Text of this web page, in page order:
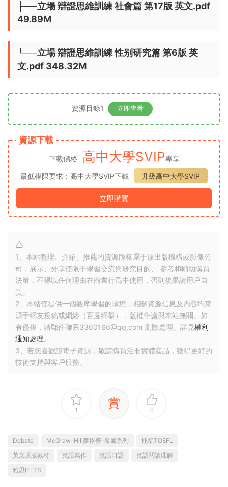
├──立場 辯證思維訓練 社會篇 第17版 英文.pdf
49.89M
└──立場 辯證思維訓練 性别研究篇 第6版 英
文.pdf 348.32M
資源目錄1 立即查看
資源下載
下載價格 高中大學SVIP專享
最低權限要求：高中大學SVIP下載
升級高中大學SVIP
立即購買
1、本站整理、介紹、推薦的資源版權屬于原出版機構或影像公
司，展示、分享僅限于學習交流與研究目的、 參考和輔助購買
決策，不得以任何理由在商業行爲中使用，否則後果請用戶自
負。
2、本站僅提供一個觀摩學習的環境，相關資源信息及内容均來
源于網友投稿或網絡（百度網盤），版權争議與本站無關。如
有侵權，請郵件聯系3360166@qq.com 删除處理。詳見權利
通知處理。
3、若您喜歡該電子資源，敬請購買注冊實體産品，獲得更好的
技術支持與客戶服務。
1 賞 0
Debate McGraw-Hill麥格勞-希爾系列
托福TOEFL
英文原版教材
英語寫作 英語口語
英語閱讀理解
雅思IELTS